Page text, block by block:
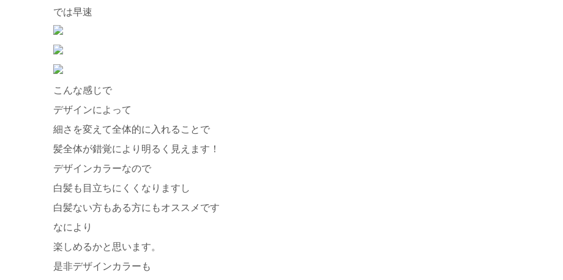
では早速
こんな感じで
デザインによって
細さを変えて全体的に入れることで
髪全体が錯覚により明るく見えます！
デザインカラーなので
白髪も目立ちにくくなりますし
白髪ない方もある方にもオススメです
なにより
楽しめるかと思います。
是非デザインカラーも